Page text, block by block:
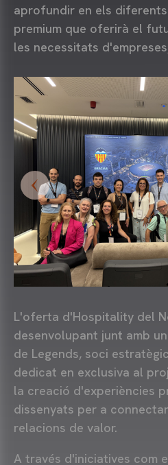
aprofundir en els
premium que oferirà el
les necessitats
L'oferta d'Hospitality del
desenvolupant junt amb
de Legends, soci
dedicat en exclusiva al
la creació d'experiències
dissenyats per a
relacions de valor.
A través d'iniciatives com